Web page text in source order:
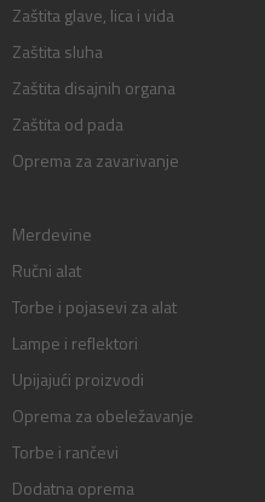
Zaštita glave, lica i vida
Zaštita sluha
Zaštita disajnih organa
Zaštita od pada
Oprema za zavarivanje
Merdevine
Ručni alat
Torbe i pojasevi za alat
Lampe i reflektori
Upijajući proizvodi
Oprema za obeležavanje
Torbe i rančevi
Dodatna oprema